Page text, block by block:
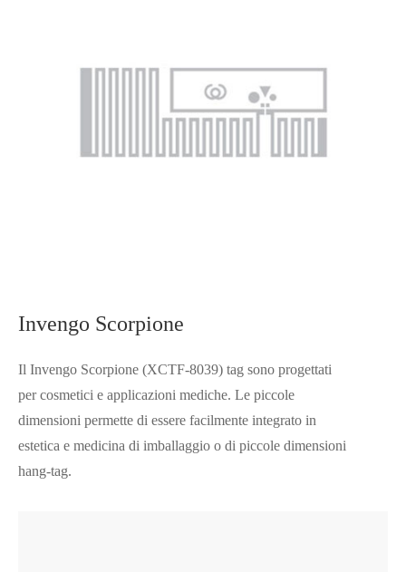
Invengo Scorpione
Il Invengo Scorpione (XCTF-8039) tag sono progettati
per cosmetici e applicazioni mediche. Le piccole
dimensioni permette di essere facilmente integrato in
estetica e medicina di imballaggio o di piccole dimensioni
hang-tag.